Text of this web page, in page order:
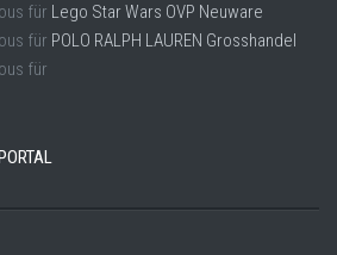
für Lego Star Wars OVP Neuware
für POLO RALPH LAUREN Grosshandel
für